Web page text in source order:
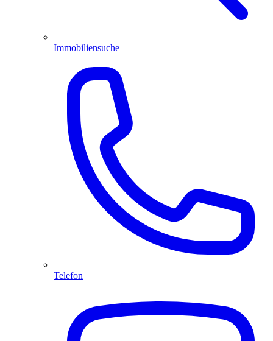
Immobiliensuche
Telefon